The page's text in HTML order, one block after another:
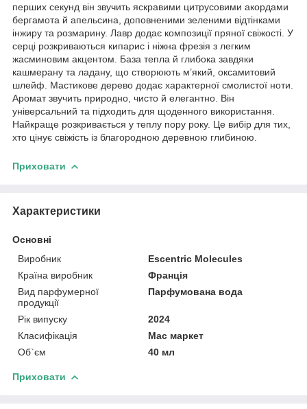
перших секунд він звучить яскравими цитрусовими акордами
бергамота й апельсина, доповненими зеленими відтінками
інжиру та розмарину. Лавр додає композиції пряної свіжості. У
серці розкриваються кипарис і ніжна фрезія з легким
жасминовим акцентом. База тепла й глибока завдяки
кашмерану та ладану, що створюють м’який, оксамитовий
шлейф. Мастикове дерево додає характерної смолистої ноти.
Аромат звучить природно, чисто й елегантно. Він
універсальний та підходить для щоденного використання.
Найкраще розкривається у теплу пору року. Це вибір для тих,
хто цінує свіжість із благородною деревною глибиною.
Приховати
Характеристики
Основні
Виробник
Escentric Molecules
Країна виробник
Франція
Вид парфумерної
продукції
Парфумована вода
Рік випуску
2024
Класифікація
Мас маркет
Об`єм
40 мл
Приховати